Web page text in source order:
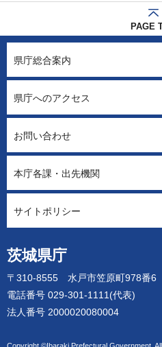
PAGE
茨城県庁
〒310-8555 水戸市笠原町978番6
電話番号 029-301-1111(代表)
法人番号 2000020080004
県庁総合案内
県庁へのアクセス
お問い合わせ
本庁各課・出先機関
サイトポリシー